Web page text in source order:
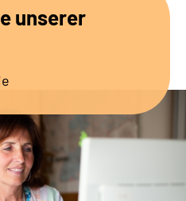
unserer